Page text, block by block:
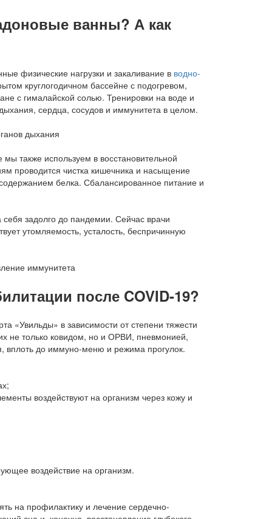
ванны? А как
физические нагрузки и закаливание в водно-
круглогодичном бассейне с подогревом,
с гималайской солью. Тренировки на воде и
сердца, сосудов и иммунитета в целом.
также используем в восстановительной
проводится чистка кишечника и насыщение
белка. Сбалансированное питание и
задолго до пандемии. Сейчас врачи
утомляемость, усталость, беспричинную
после COVID-19?
«Увильды» в зависимости от степени тяжести
не только ковидом, но и ОРВИ, пневмонией,
вплоть до иммуно-меню и режима прогулок.
воздействуют на организм через кожу и
воздействие на организм.
на профилактику и лечение сердечно-